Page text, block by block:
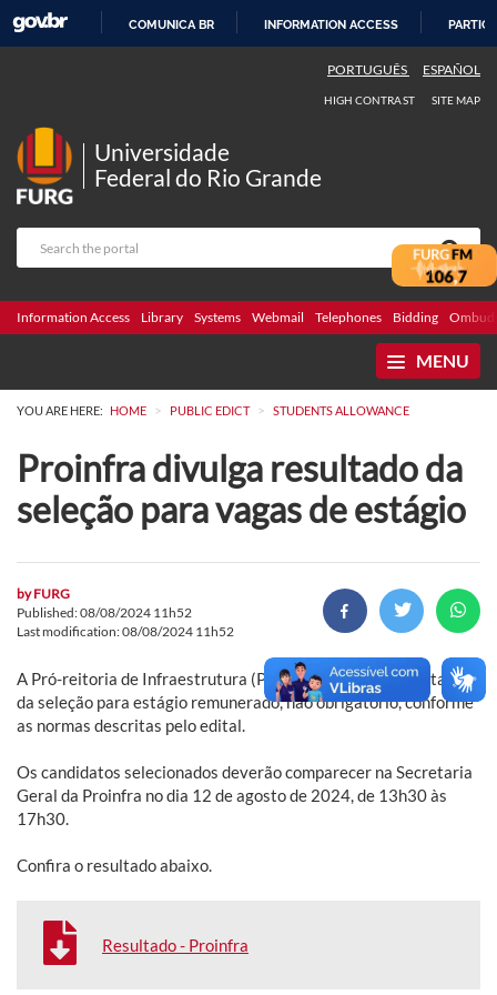
COMUNICA BR INFORMATION ACCESS
PORTUGUÊS ESPAÑOL
HIGH CONTRAST SITE MAP
Universidade
Federal do Rio Grande
Information Access Library Systems Webmail Telephones Bidding
MENU
YOU ARE HERE: HOME > PUBLIC EDICT > STUDENTS ALLOWANCE
Proinfra divulga resultado da
seleção para vagas de estágio
byFURG
Published: 08/08/2024 11h52
Last modification: 08/08/2024 11h52
A Pró-reitoria de Infraestrutura (Proinfra) divulga o resultado
da seleção para estágio remunerado, não obrigatório, conforme
as normas descritas pelo edital.
Os candidatos selecionados deverão comparecer na Secretaria
Geral da Proinfra no dia 12 de agosto de 2024, de 13h30 às
17h30.
Confira o resultado abaixo.
Resultado - Proinfra